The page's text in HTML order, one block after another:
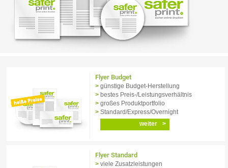
Flyer Budget
günstige Budget-Herstellung
bestes Preis-/Leistungs­verhältnis
großes Produktportfolio
Standard/Express/Overnight
weiter
Flyer Standard
viele Zusatzleistungen